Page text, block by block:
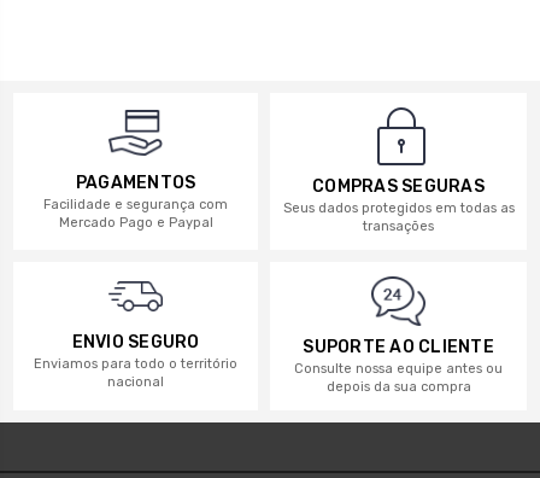
PAGAMENTOS
Facilidade e segurança com
Mercado Pago e Paypal
COMPRAS SEGURAS
Seus dados protegidos em todas as
transações
ENVIO SEGURO
Enviamos para todo o território
nacional
SUPORTE AO CLIENTE
Consulte nossa equipe antes ou
depois da sua compra